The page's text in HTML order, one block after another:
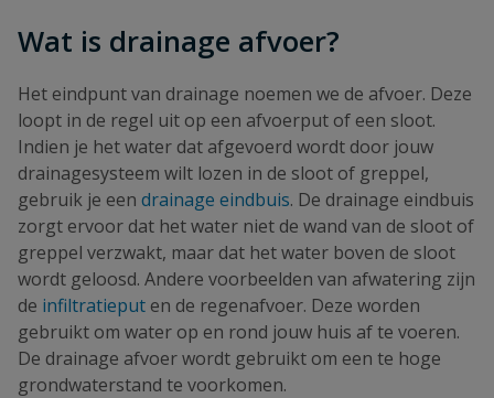
Wat is drainage afvoer?
Het eindpunt van drainage noemen we de afvoer. Deze
loopt in de regel uit op een afvoerput of een sloot.
Indien je het water dat afgevoerd wordt door jouw
drainagesysteem wilt lozen in de sloot of greppel,
gebruik je een drainage eindbuis. De drainage eindbuis
zorgt ervoor dat het water niet de wand van de sloot of
greppel verzwakt, maar dat het water boven de sloot
wordt geloosd. Andere voorbeelden van afwatering zijn
de infiltratieput en de regenafvoer. Deze worden
gebruikt om water op en rond jouw huis af te voeren.
De drainage afvoer wordt gebruikt om een te hoge
grondwaterstand te voorkomen.